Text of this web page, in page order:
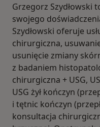
Grzegorz Szydłowski
swojego
Szydłowski oferuje
chirurgiczna,
usunięcie zmiany
z badaniem
chirurgiczna + USG,
USG żył kończyn
i tętnic kończyn
konsultacja